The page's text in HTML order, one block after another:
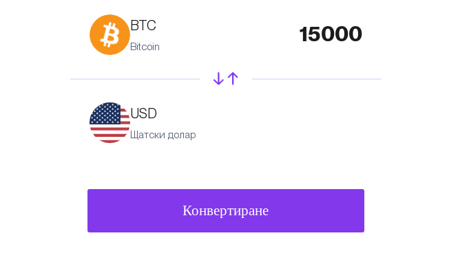
BTC
Bitcoin
USD
Щатски долар
Конвертиране